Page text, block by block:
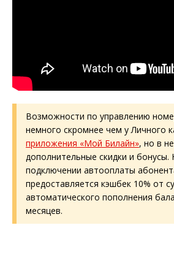
Возможности по управлению
немного скромнее чем у Личного
приложения «Мой Билайн», но в
дополнительные скидки и бонусы.
подключении автооплаты
предоставляется кэшбек 10% от
автоматического пополнения
месяцев.